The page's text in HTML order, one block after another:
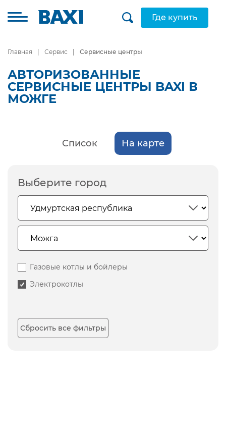
Где купить
Главная Сервис Сервисные центры
АВТОРИЗОВАННЫЕ
СЕРВИСНЫЕ ЦЕНТРЫ BAXI В
МОЖГЕ
Список На карте
Выберите город
Газовые котлы и бойлеры
Электрокотлы
Сбросить все фильтры